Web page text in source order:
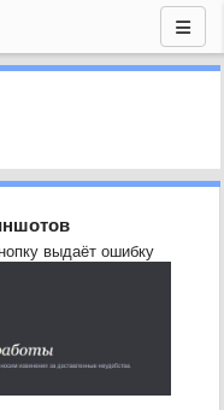
выдаёт ошибку